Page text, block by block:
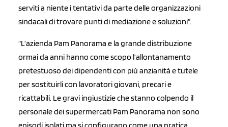
serviti a niente i tentativi da parte delle organizzazioni
sindacali di trovare punti di mediazione e soluzioni”.
“L’azienda Pam Panorama e la grande distribuzione
ormai da anni hanno come scopo l’allontanamento
pretestuoso dei dipendenti con più anzianità e tutele
per sostituirli con lavoratori giovani, precari e
ricattabili. Le gravi ingiustizie che stanno colpendo il
personale dei supermercati Pam Panorama non sono